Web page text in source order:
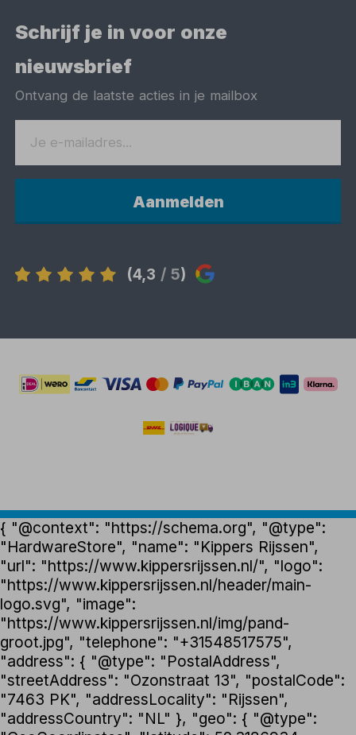
Schrijf je in voor onze
nieuwsbrief
Ontvang de laatste acties in je mailbox
Aanmelden
(4,3 / 5)
{ "@context": "https://schema.org", "@type":
"HardwareStore", "name": "Kippers Rijssen",
"url": "https://www.kippersrijssen.nl/", "logo":
"https://www.kippersrijssen.nl/header/main-
logo.svg", "image":
"https://www.kippersrijssen.nl/img/pand-
groot.jpg", "telephone": "+31548517575",
"address": { "@type": "PostalAddress",
"streetAddress": "Ozonstraat 13", "postalCode":
"7463 PK", "addressLocality": "Rijssen",
"addressCountry": "NL" }, "geo": { "@type":